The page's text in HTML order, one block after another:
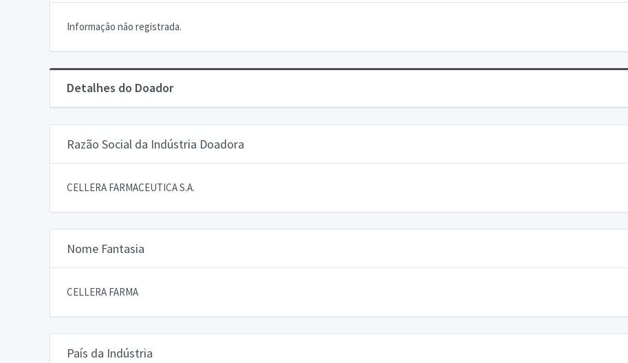
Informação não registrada.
Detalhes do Doador
Razão Social da Indústria Doadora
CELLERA FARMACEUTICA S.A.
Nome Fantasia
CELLERA FARMA
País da Indústria